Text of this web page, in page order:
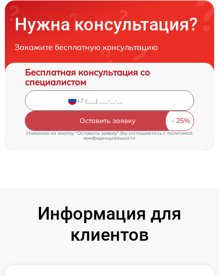
Нужна консультация?
Закажите бесплатную консультацию
Бесплатная консультация со
специалистом
Оставить заявку
Нажимая на кнопку "Оставить заявку" Вы соглашаетесь c политикой
конфиденциальности
Информация для
клиентов